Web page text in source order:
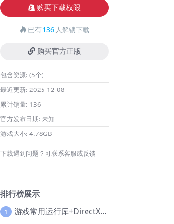
购买下载权限
已有136 人解锁下载
购买官方正版
包含资源: (5个)
最近更新: 2025-12-08
累计销量: 136
官方发布日期: 未知
游戏大小: 4.78GB
下载遇到问题？可联系客服或反馈
排行榜展示
1 游戏常用运行库+DirectX修复增强版